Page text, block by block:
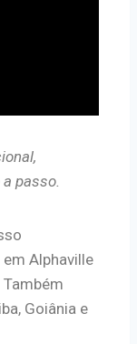
passo.
Alphaville
Goiânia e